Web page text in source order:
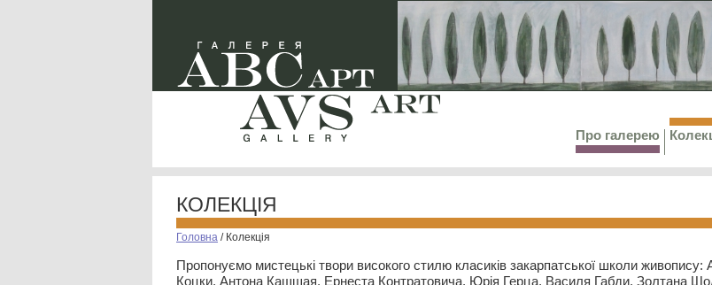
Про галерею
КОЛЕКЦІЯ
Головна / Колекція
Пропонуємо мистецькі твори високого стилю класиків закарпатської школи живопису:
Коцки, Антона Кашшая, Ернеста Контратовича, Юрія Герца, Василя Габди, Золтана